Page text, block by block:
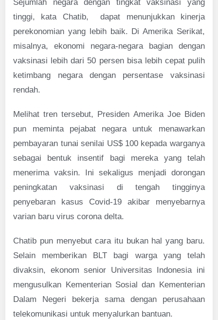
Sejumlah negara dengan tingkat vaksinasi yang
tinggi, kata Chatib, dapat menunjukkan kinerja
perekonomian yang lebih baik. Di Amerika Serikat,
misalnya, ekonomi negara-negara bagian dengan
vaksinasi lebih dari 50 persen bisa lebih cepat pulih
ketimbang negara dengan persentase vaksinasi
rendah.
Melihat tren tersebut, Presiden Amerika Joe Biden
pun meminta pejabat negara untuk menawarkan
pembayaran tunai senilai US$ 100 kepada warganya
sebagai bentuk insentif bagi mereka yang telah
menerima vaksin. Ini sekaligus menjadi dorongan
peningkatan vaksinasi di tengah tingginya
penyebaran kasus Covid-19 akibar menyebarnya
varian baru virus corona delta.
Chatib pun menyebut cara itu bukan hal yang baru.
Selain memberikan BLT bagi warga yang telah
divaksin, ekonom senior Universitas Indonesia ini
mengusulkan Kementerian Sosial dan Kementerian
Dalam Negeri bekerja sama dengan perusahaan
telekomunikasi untuk menyalurkan bantuan.